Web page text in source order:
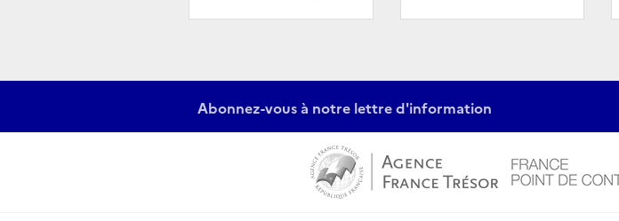
Abonnez-vous à notre lettre d'information